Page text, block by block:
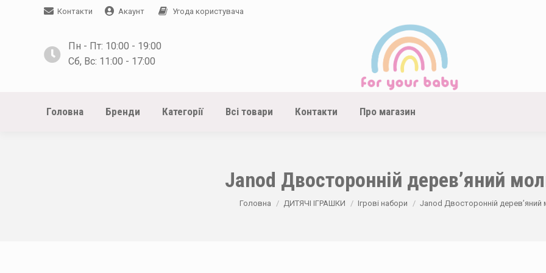
Контакти Акаунт Угода користувача
Пн - Пт: 10:00 - 19:00
Сб, Вс: 11:00 - 17:00
Головна Бренди Категорії Всі товари Контакти Про магазин
Janod Двосторонній дерев’яний
You are here:
Головна ДИТЯЧІ ІГРАШКИ Ігрові набори Janod Двосторонній дерев’яний